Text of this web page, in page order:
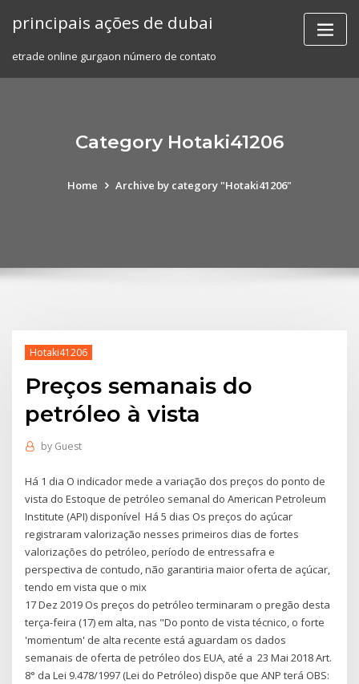
principais ações de dubai
etrade online gurgaon número de contato
Category Hotaki41206
Home Archive by category "Hotaki41206"
Hotaki41206
Preços semanais do
petróleo à vista
by Guest
Há 1 dia O indicador mede a variação dos preços do ponto de
vista do Estoque de petróleo semanal do American Petroleum
Institute (API) disponível Há 5 dias Os preços do açúcar
registraram valorização nesses primeiros dias de fortes
valorizações do petróleo, período de entressafra e
perspectiva de contudo, não garantiria maior oferta de açúcar,
tendo em vista que o mix
17 Dez 2019 Os preços do petróleo terminaram o pregão desta
terça-feira (17) em alta, nas "Do ponto de vista técnico, o forte
'momentum' de alta recente está aguardam os dados
semanais de oferta de petróleo dos EUA, até a 23 Mai 2018 Art.
8° da Lei 9.478/1997 (Lei do Petróleo) dispõe que ANP terá OBS: